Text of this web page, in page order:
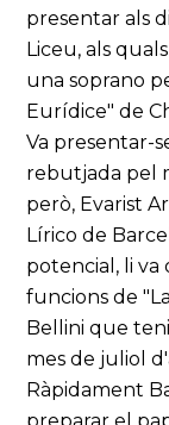
presentar als
Liceu, als
una soprano
Eurídice" de
Va presentar-
rebutjada pel
però, Evarist
Lírico de
potencial, li
funcions de
Bellini que
mes de juliol
Ràpidament